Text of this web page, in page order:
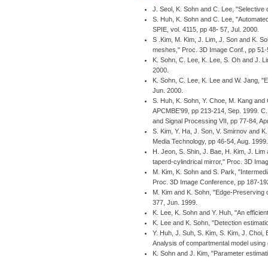
J. Seol, K. Sohn and C. Lee,
S. Huh, K. Sohn and C. Lee,
SPIE, vol. 4115, pp 48- 57, Jul. 2000.
S .Kim, M. Kim, J. Lim, J. Son and K.
meshes," Proc. 3D Image Conf., pp
K. Sohn, C. Lee, K. Lee, S. Oh and J.
2000.
K. Sohn, C. Lee, K. Lee and W. Jang,
Jun. 2000.
S. Huh, K. Sohn, Y. Choe, M. Kang
APCMBE'99, pp 213-214, Sep. 1999.
and Signal Processing VII, pp 77-84,
S. Kim, Y. Ha, J. Son, V. Smirnov and
Media Technology, pp 46-54, Aug. 1999.
H. Jeon, S. Shin, J. Bae, H. Kim, J.
taperd-cylindrical mirror," Proc. 3D
M. Kim, K. Sohn and S. Park,
Proc. 3D Image Conference, pp 187-
M. Kim and K. Sohn, "Edge-
377, Jun. 1999.
K. Lee, K. Sohn and Y. Huh, "An
K. Lee and K. Sohn, "Detection
Y. Huh, J. Suh, S. Kim, S. Kim, J.
Analysis of compartmental model
K. Sohn and J. Kim, "Parameter